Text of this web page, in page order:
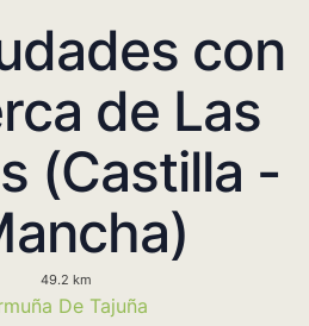
con
de Las
(Castilla -
49.2 km
De Tajuña